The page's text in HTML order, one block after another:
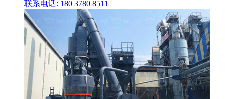
联系电话: 180 3780 8511